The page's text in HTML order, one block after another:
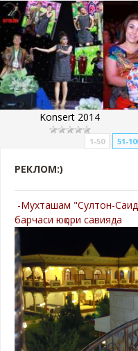
Konsert 2014
1-50 51-
РЕКЛОМ:)
-Мухташам "Султон-
барчаси юқори савияда